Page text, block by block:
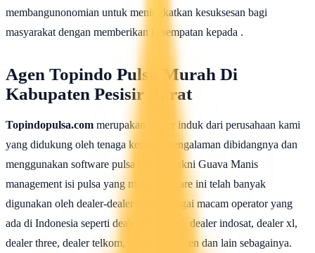
membangunonomian untuk meningkatkan kesuksesan bagi
masyarakat dengan memberikan kesempatan kepada .
Agen Topindo Pulsa Murah Di
Kabupaten Pesisir Barat
Topindopulsa.com merupakan server induk dari perusahaan kami
yang didukung oleh tenaga kerja berpengalaman dibidangnya dan
menggunakan software pulsa terbaik yakni Guava Manis
management isi pulsa yang mana software ini telah banyak
digunakan oleh dealer-dealer dari berbagai macam operator yang
ada di Indonesia seperti dealer telkomsel, dealer indosat, dealer xl,
dealer three, dealer telkom, dealer smartfren dan lain sebagainya.